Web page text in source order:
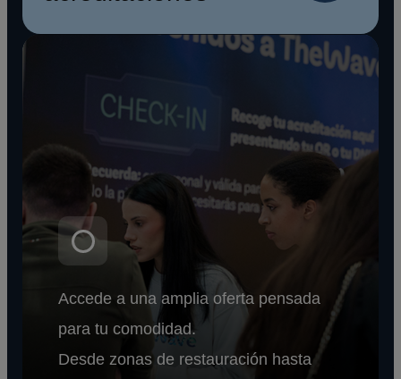
Accede a una amplia oferta pensada
para tu comodidad.
Desde zonas de restauración hasta